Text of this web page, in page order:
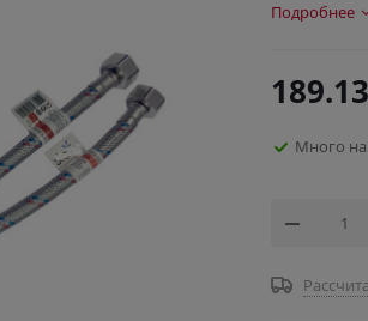
Подробнее
189.13
Много на